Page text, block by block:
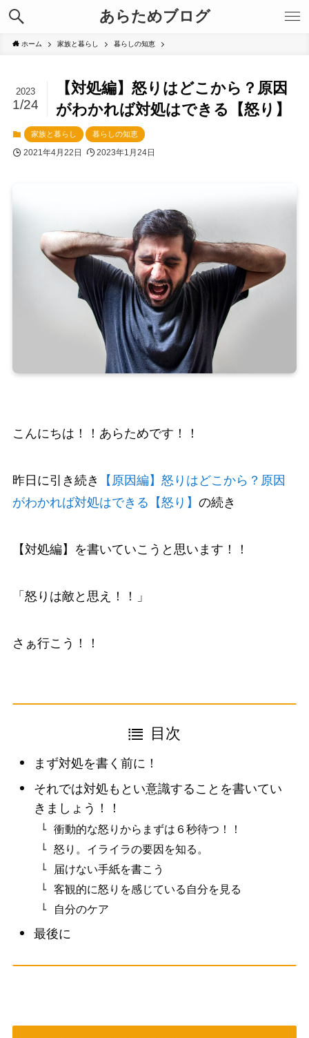
あらためブログ
ホーム 家族と暮らし 暮らしの知恵
【対処編】怒りはどこから？原因
がわかれば対処はできる【怒り】
2023
1/24
家族と暮らし 暮らしの知恵
2021年4月22日 2023年1月24日
こんにちは！！あらためです！！
昨日に引き続き
【原因編】怒りはどこから？原因
がわかれば対処はできる【怒り】 の続き
【対処編】を書いていこうと思います！！
「怒りは敵と思え！！」
さぁ行こう！！
目次
まず対処を書く前に！
それでは対処もとい意識することを書いてい
きましょう！！
衝動的な怒りからまずは６秒待つ！！
怒り。イライラの要因を知る。
届けない手紙を書こう
客観的に怒りを感じている自分を見る
自分のケア
最後に